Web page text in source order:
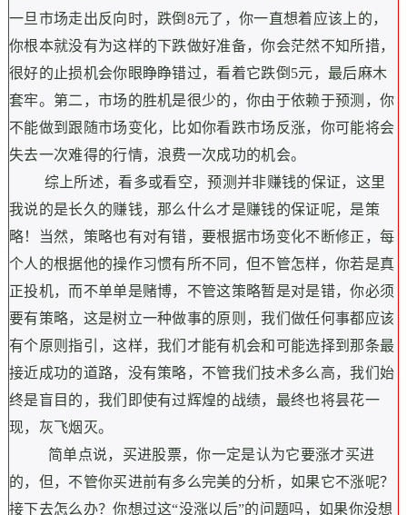
一旦市场走出反向时，跌倒8元了，你一直想着应该上的，
你根本就没有为这样的下跌做好准备，你会茫然不知所措，
很好的止损机会你眼睁睁错过，看着它跌倒5元，最后麻木
套牢。 第二，市场的胜机是很少的，你由于依赖于预测，你
不能做到跟随市场变化，比如你看跌市场反涨，你可能将会
失去一次难得的行情，浪费一次成功的机会。
综上所述，看多或看空，预测并非赚钱的保证， 这里
我说的是长久的赚钱，那么什么才是赚钱的保证呢，是策
略！
当然， 策略也有对有错，要根据市场变化不断修正，每
个人的根据他的操作习惯有所不同，但不管怎样，你若是真
正投机，而不单单是赌博，不管这策略暂是对是错，你必须
要有策略，这是树立一种做事的原则，我们做任何事都应该
有个原则指引，这样，我们才能有机会和可能选择到那条最
接近成功的道路，没有策略，不管我们技术多么高，我们始
终是盲目的，我们即使有过辉煌的战绩，最终也将昙花一
现，灰飞烟灭。
简单点说，买进股票，你一定是认为它要涨才买进
的，但，不管你买进前有多么完美的分析，如果它不涨呢？
接下去怎么办？你想过这“没涨以后”的问题吗，如果你没想